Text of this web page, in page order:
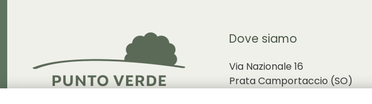
Dove siamo
Via Nazionale 16
Prata Camportaccio (SO)